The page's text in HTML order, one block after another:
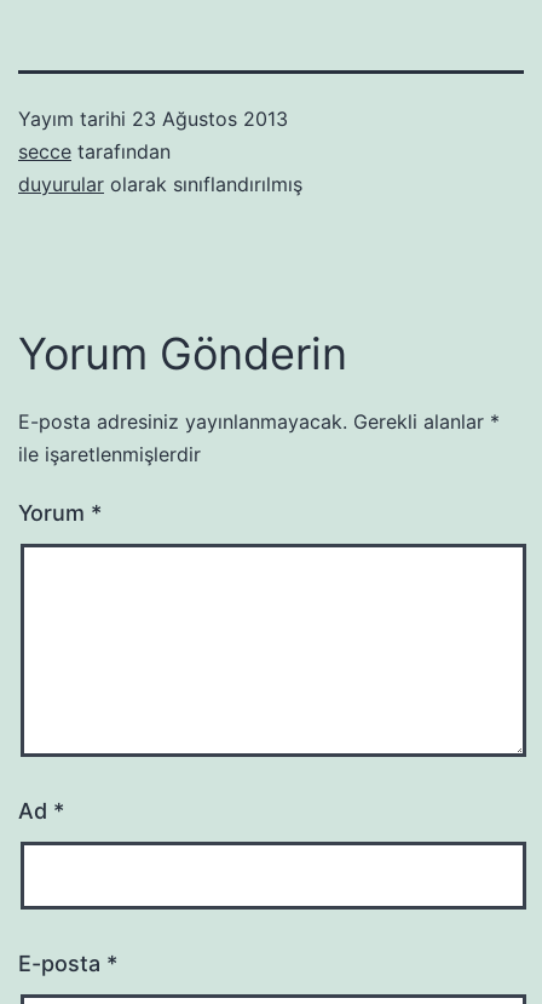
Yayım tarihi 23 Ağustos 2013
secce tarafından
duyurular olarak sınıflandırılmış
Yorum Gönderin
E-posta adresiniz yayınlanmayacak. Gerekli alanlar *
ile işaretlenmişlerdir
Yorum *
Ad *
E-posta *